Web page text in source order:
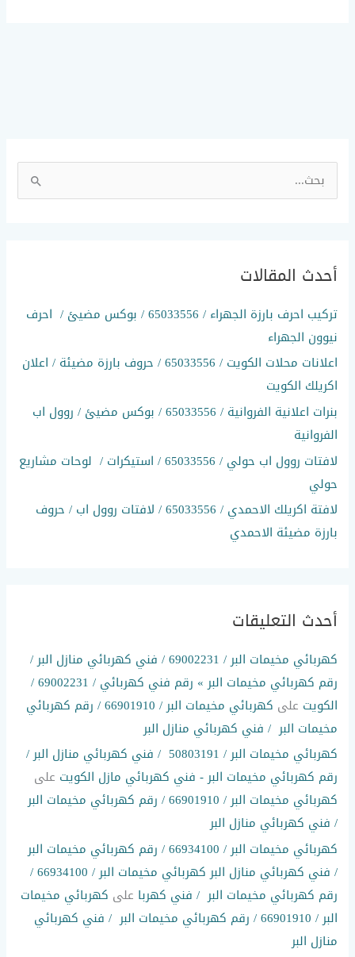
ل
ث
ن
:
أحدث المقالات
تركيب احرف بارزة الجهراء / 65033556 / بوكس مضيئ / احرف
نيوون الجهراء
اعلانات محلات الكويت / 65033556 / حروف بارزة مضيئة / اعلان
اكريلك الكويت
بنرات اعلانية الفروانية / 65033556 / بوكس مضيئ / روول اب
الفروانية
لافتات روول اب حولي / 65033556 / استيكرات / لوحات مشاريع
حولي
لافتة اكريلك الاحمدي / 65033556 / لافتات روول اب / حروف
بارزة مضيئة الاحمدي
أحدث التعليقات
كهربائي مخيمات البر / 69002231 / فني كهربائي منازل البر /
رقم كهربائي مخيمات البر » رقم فني كهربائي / 69002231 /
الكويت على
كهربائي مخيمات البر / 66901910 / رقم كهربائي
مخيمات البر / فني كهربائي منازل البر
كهربائي مخيمات البر / 50803191 / فني كهربائي منازل البر /
رقم كهربائي مخيمات البر - فني كهربائي مازل الكويت على
كهربائي مخيمات البر / 66901910 / رقم كهربائي مخيمات البر
/ فني كهربائي منازل البر
كهربائي مخيمات البر / 66934100 / رقم كهربائي مخيمات البر
/ فني كهربائي منازل البر كهربائي مخيمات البر / 66934100 /
رقم كهربائي مخيمات البر / فني كهربا على كهربائي مخيمات
البر / 66901910 / رقم كهربائي مخيمات البر / فني كهربائي
منازل البر